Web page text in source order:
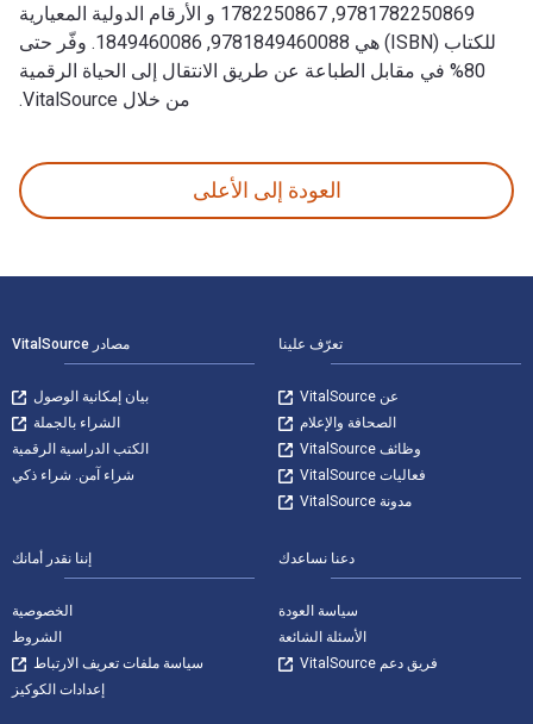
9781782250869, 1782250867 و الأرقام الدولية المعيارية
للكتاب (ISBN) هي 9781849460088, 1849460086. وفّر حتى
80% في مقابل الطباعة عن طريق الانتقال إلى الحياة الرقمية
من خلال VitalSource.
العودة إلى الأعلى
تعرّف علينا
عن VitalSource
الصحافة والإعلام
وظائف VitalSource
فعاليات VitalSource
مدونة VitalSource
مصادر VitalSource
بيان إمكانية الوصول
الشراء بالجملة
الكتب الدراسية الرقمية
شراء آمن. شراء ذكي
دعنا نساعدك
سياسة العودة
الأسئلة الشائعة
فريق دعم VitalSource
إننا نقدر أمانك
الخصوصية
الشروط
سياسة ملفات تعريف الارتباط
إعدادات الكوكيز